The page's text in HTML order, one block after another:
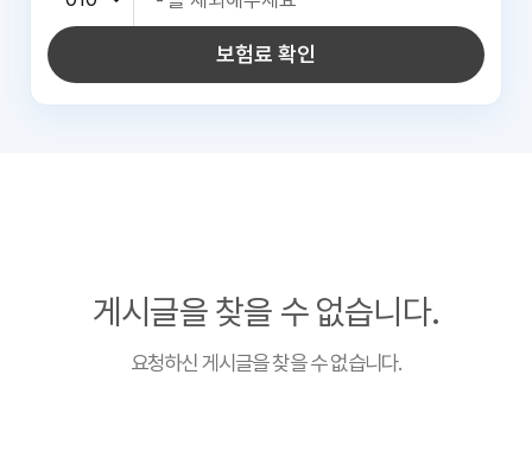
보험료 확인
게시글을 찾을 수 없습니다.
요청하신 게시글을 찾을 수 없습니다.